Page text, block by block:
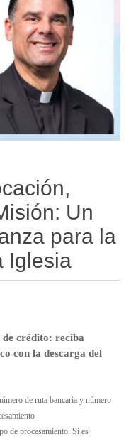
Un
para la
Iglesia
crédito: reciba
con la descarga del
de ruta bancaria y número
de procesamiento. Si es